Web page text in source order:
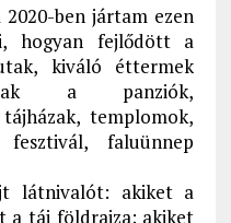
ben jártam ezen
hogyan fejlődött a
kiváló éttermek
a panziók,
templomok,
faluünnep
látnivalót: akiket a
a táj földrajza; akiket